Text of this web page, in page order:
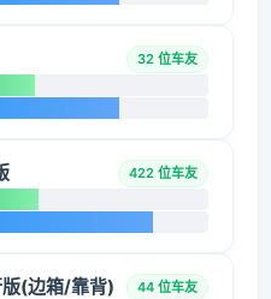
32 位车友
422 位车友
(边箱/靠背) 44 位车友